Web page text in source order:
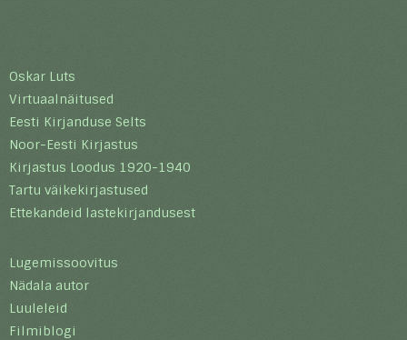
Oskar Luts
Virtuaalnäitused
Eesti Kirjanduse Selts
Noor-Eesti Kirjastus
Kirjastus Loodus 1920-1940
Tartu väikekirjastused
Ettekandeid lastekirjandusest
Lugemissoovitus
Nädala autor
Luuleleid
Filmiblogi